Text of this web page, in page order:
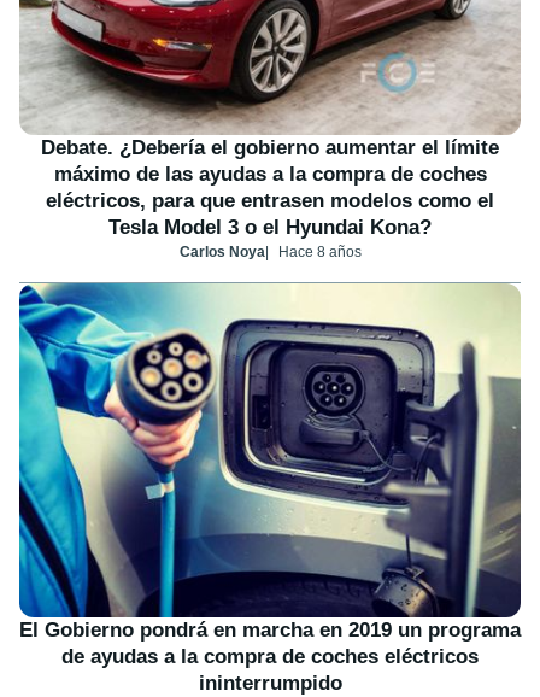
Debate. ¿Debería el gobierno aumentar el límite
máximo de las ayudas a la compra de coches
eléctricos, para que entrasen modelos como el
Tesla Model 3 o el Hyundai Kona?
Carlos Noya Hace 8 años
El Gobierno pondrá en marcha en 2019 un programa
de ayudas a la compra de coches eléctricos
ininterrumpido